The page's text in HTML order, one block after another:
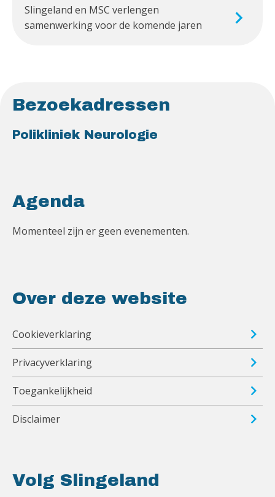
Slingeland en MSC verlengen
samenwerking voor de komende jaren
Bezoekadressen
Polikliniek Neurologie
Volg Slingeland
Agenda
Momenteel zijn er geen evenementen.
Over deze website
Cookieverklaring
Privacyverklaring
Toegankelijkheid
Disclaimer